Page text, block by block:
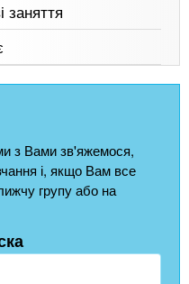
заняття
з Вами зв'яжемося,
і, якщо Вам все
групу або на